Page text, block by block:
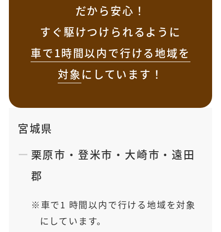
だから安心！
すぐ駆けつけられるように
車で1時間以内で行ける地域を
対象にしています！
宮城県
栗原市 ・ 登米市 ・ 大崎市 ・ 遠田
郡
車で1 時間以内で行ける地域を対象
にしています。